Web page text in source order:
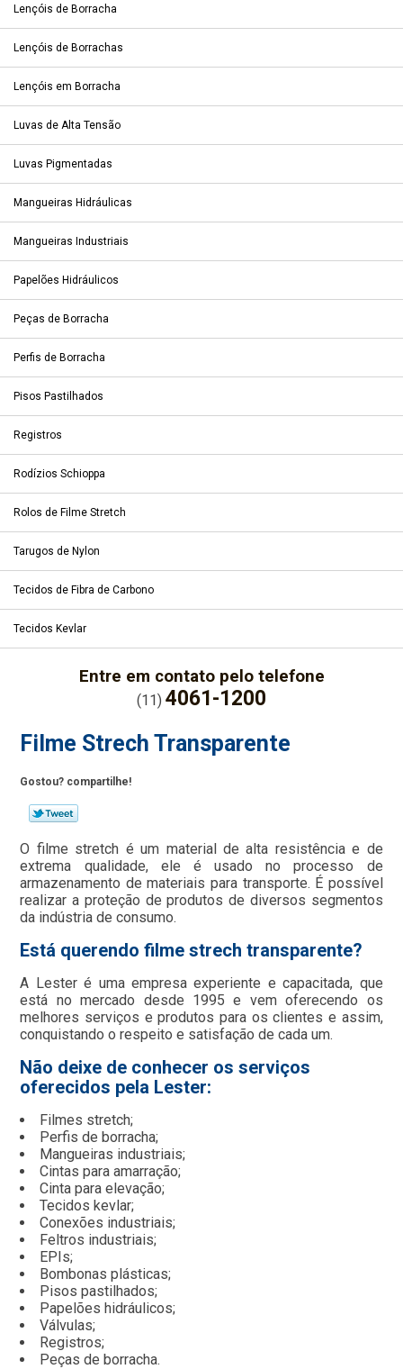
Lençóis de Borracha
Lençóis de Borrachas
Lençóis em Borracha
Luvas de Alta Tensão
Luvas Pigmentadas
Mangueiras Hidráulicas
Mangueiras Industriais
Papelões Hidráulicos
Peças de Borracha
Perfis de Borracha
Pisos Pastilhados
Registros
Rodízios Schioppa
Rolos de Filme Stretch
Tarugos de Nylon
Tecidos de Fibra de Carbono
Tecidos Kevlar
Entre em contato pelo telefone
(11) 4061-1200
Filme Strech Transparente
Gostou? compartilhe!
O filme stretch é um material de alta resistência e de
extrema qualidade, ele é usado no processo de
armazenamento de materiais para transporte. É possível
realizar a proteção de produtos de diversos segmentos
da indústria de consumo.
Está querendo filme strech transparente?
A Lester é uma empresa experiente e capacitada, que
está no mercado desde 1995 e vem oferecendo os
melhores serviços e produtos para os clientes e assim,
conquistando o respeito e satisfação de cada um.
Não deixe de conhecer os serviços
oferecidos pela Lester:
Filmes stretch;
Perfis de borracha;
Mangueiras industriais;
Cintas para amarração;
Cinta para elevação;
Tecidos kevlar;
Conexões industriais;
Feltros industriais;
EPIs;
Bombonas plásticas;
Pisos pastilhados;
Papelões hidráulicos;
Válvulas;
Registros;
Peças de borracha.